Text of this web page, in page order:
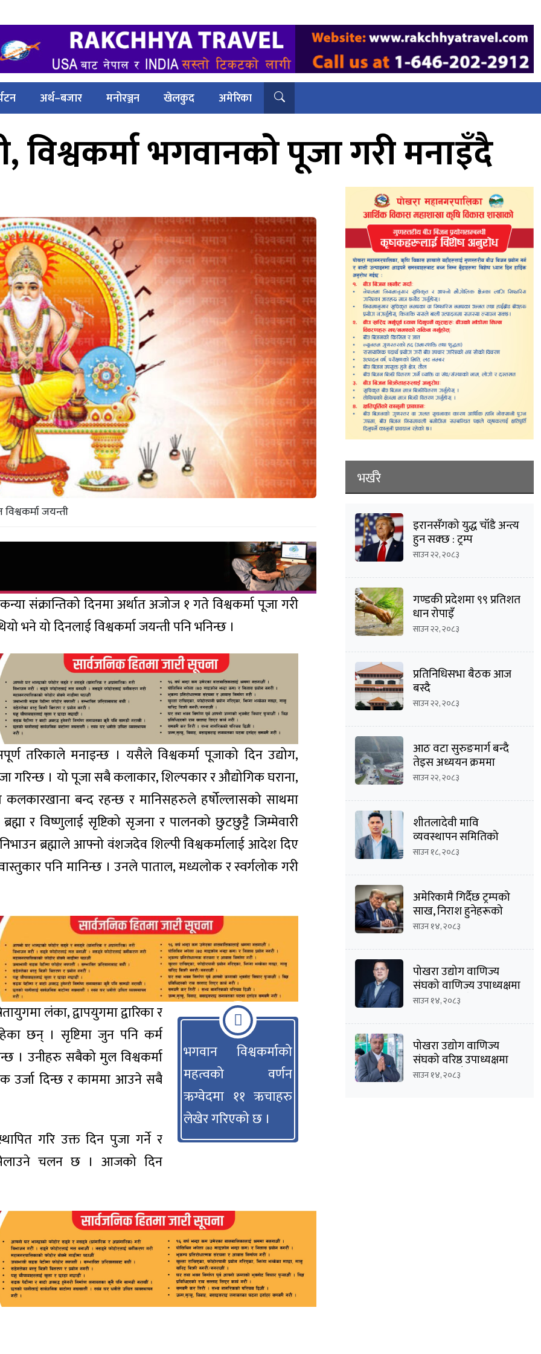
अर्थ–बजार मनोरञ्जन खेलकुद अमेरिका
विश्वकर्मा भगवानको पूजा गरी मनाइँदै
जयन्ती
संक्रान्तिको दिनमा अर्थात अजोज १ गते विश्वकर्मा पूजा गरी
भने यो दिनलाई विश्वकर्मा जयन्ती पनि भनिन्छ ।
तरिकाले मनाइन्छ । यसैले विश्वकर्मा पूजाको दिन उद्योग,
। यो पूजा सबै कलाकार, शिल्पकार र औद्योगिक घराना,
बन्द रहन्छ र मानिसहरुले हर्षोल्लासको साथमा
र विष्णुलाई सृष्टिको सृजना र पालनको छुटछुट्टै जिम्मेवारी
ब्रह्माले आफ्नो वंशजदेव शिल्पी विश्वकर्मालाई आदेश दिए
पनि मानिन्छ । उनले पाताल, मध्यलोक र स्वर्गलोक गरी
भगवान विश्वकर्माको
महत्वको वर्णन
ऋग्वेदमा ११ ऋचाहरु
लेखेर गरिएको छ ।
लंका, द्वापयुगमा द्वारिका र
छन् । सृष्टिमा जुन पनि कर्म
। उनीहरु सबैको मुल विश्वकर्मा
उर्जा दिन्छ र काममा आउने सबै
गरि उक्त दिन पुजा गर्ने र
सेलाउने चलन छ । आजको दिन
भर्खरै
इरानसँगको युद्ध चाँडै अन्त्य
हुन सक्छ : ट्रम्प
साउन २२, २०८३
गण्डकी प्रदेशमा ९९ प्रतिशत
धान रोपाइँ
साउन २२, २०८३
प्रतिनिधिसभा बैठक आज
बस्दै
साउन २२, २०८३
आठ वटा सुरुङमार्ग बन्दै
तेइस अध्ययन क्रममा
साउन २२, २०८३
शीतलादेवी मावि
व्यवस्थापन समितिको
अध्यक्षमा दीपक कार्की
साउन १८, २०८३
अमेरिकामै गिर्दैछ ट्रम्पको
साख, निराश हुनेहरूको
संख्या बढ्दै
साउन १४, २०८३
पोखरा उद्योग वाणिज्य
संघको वाणिज्य उपाध्यक्षमा
मनोज कुमार श्रेष्ठको
साउन १४, २०८३
पोखरा उद्योग वाणिज्य
संघको वरिष्ठ उपाध्यक्षमा
दिनेशचन्द्र बाँस्तोलाको
साउन १४, २०८३